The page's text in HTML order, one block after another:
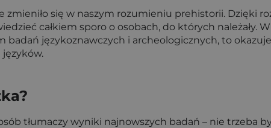
zmieniło się w naszym rozumieniu prehistorii. Dzięki
całkiem sporo o osobach, do których należały.
badań językoznawczych i archeologicznych, to
tłumaczy wyniki najnowszych badań – nie trzeba